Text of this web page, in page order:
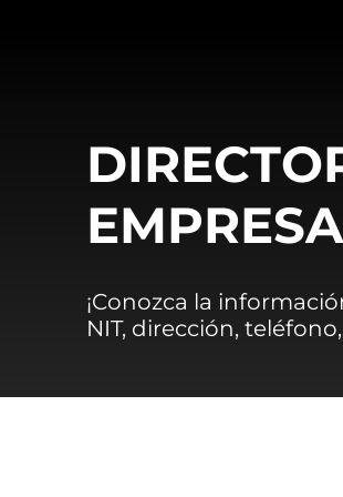
¡Conozca la
NIT, dirección,